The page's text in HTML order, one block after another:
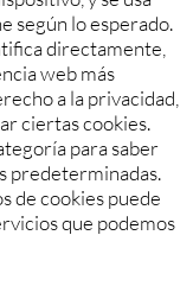
según lo esperado.
directamente,
web más
a la privacidad,
ciertas cookies.
para saber
predeterminadas.
de cookies puede
que podemos